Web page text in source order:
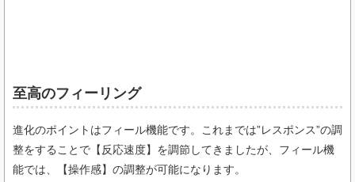
至高のフィーリング
進化のポイントはフィール機能です。これまでは”レスポンス”の調
整をすることで【反応速度】を調節してきましたが、フィール機
能では、【操作感】の調整が可能になります。